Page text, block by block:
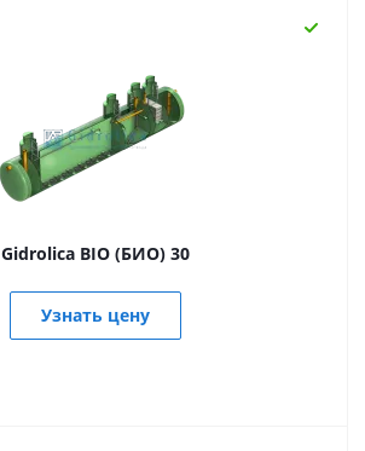
Gidrolica BIO (БИО) 30
Узнать цену